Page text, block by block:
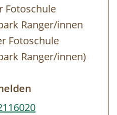
Fotoschule
Ranger/innen
Fotoschule
Ranger/innen)